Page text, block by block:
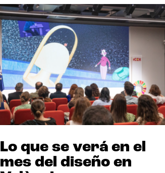
Lo que se verá en el
mes del diseño en